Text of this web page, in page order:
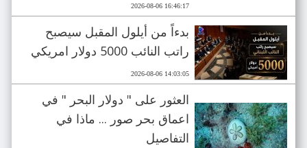
2026-08-06 16:46:17
بدءاً من أيلول المقبل سيصبح
راتب النائب 5000 دولار امريكي
2026-08-06 14:03:05
العثور على " دولار البحر " في
اعماق بحر صور ... ماذا في
التفاصيل